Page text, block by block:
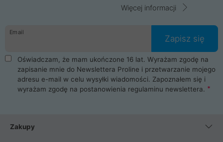
Więcej informacji
Email
Zapisz się
Oświadczam, że mam ukończone 16 lat. Wyrażam zgodę na
zapisanie mnie do Newslettera Proline i przetwarzanie mojego
adresu e-mail w celu wysyłki wiadomości. Zapoznałem się i
wyrażam zgodę na postanowienia regulaminu newslettera.
Zakupy